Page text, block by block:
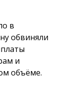
в
обвиняли
и
объёме.